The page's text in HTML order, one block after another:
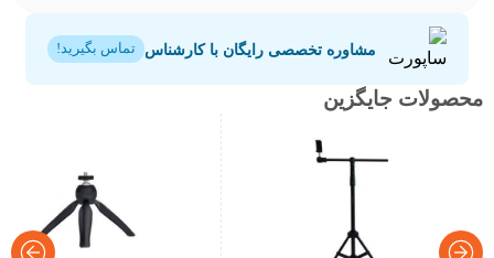
مشاوره تخصصی رایگان با کارشناس تماس بگیرید!
محصولات جایگزین